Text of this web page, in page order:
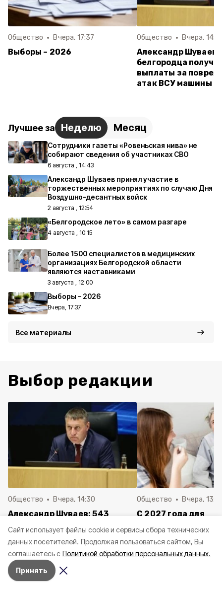
Cайт использует файлы cookie и сервисы сбора технических
данных посетителей. Продолжая пользоваться сайтом, Вы
соглашаетесь с Политикой обработки персональных данных.
Принять
Общество Вчера, 17:37
Выборы – 2026
Общество Вчера,
Александр Шуваев:
белгородца
выплаты за
атак ВСУ машины
Лучшее за Неделю Месяц
Сотрудники газеты «Ровеньская нива» не
собирают сведения об участниках СВО
6 августа , 14:43
Александр Шуваев принял участие в
торжественных мероприятиях по случаю Дня
Воздушно-десантных войск
2 августа , 12:54
«Белгородское лето» в самом разгаре
4 августа , 10:15
Более 1500 специалистов в медицинских
организациях Белгородской области
являются наставниками
3 августа , 12:00
Выборы – 2026
Вчера, 17:37
Все материалы
Выбор редакции
Общество Вчера, 14:30
Александр Шуваев: 543
выплаты за повреждённые от
атак ВСУ машины
Общество Вчера,
С 2027 года для
пожилыми и
белгородцев
порядок учёта ста